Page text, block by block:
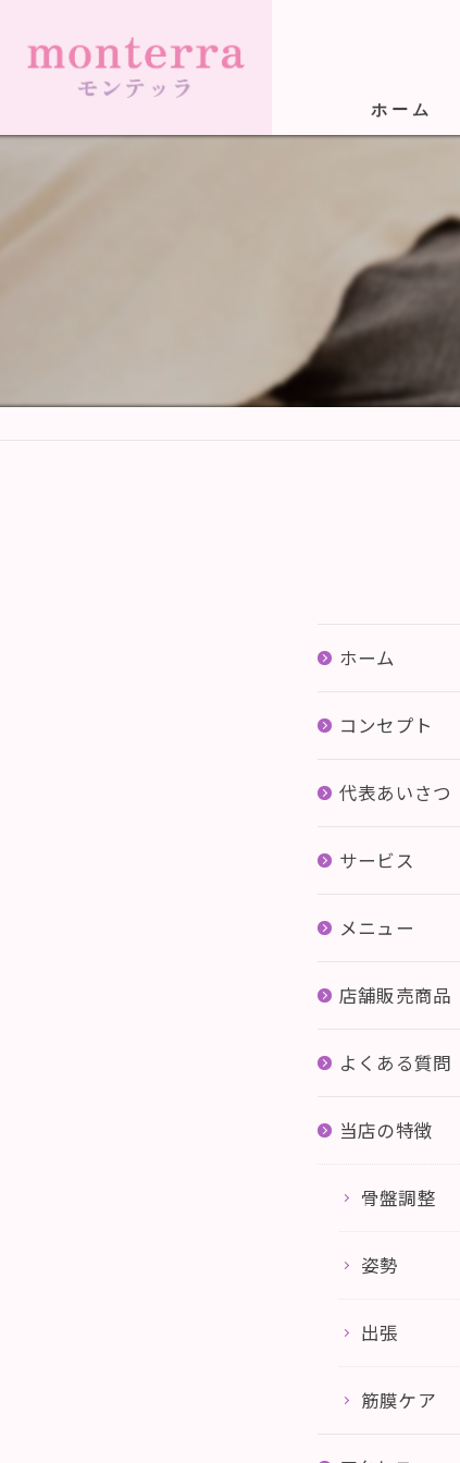
ホーム
ホーム
コンセプト
代表あいさつ
サービス
メニュー
店舗販売商品
よくある質問
当店の特徴
骨盤調整
姿勢
出張
筋膜ケア